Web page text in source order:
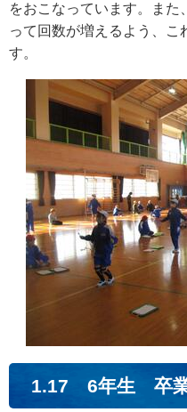
をおこなっています。また
って回数が増えるよう、こ
す。
1.17 6年生 卒